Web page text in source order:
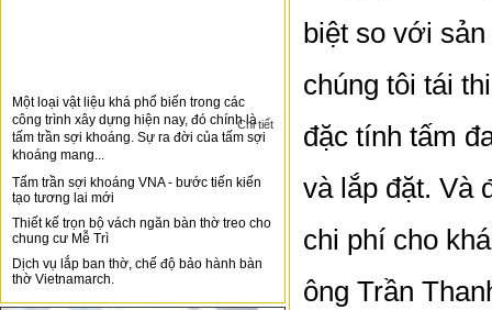
Một loại vật liệu khá phổ biến trong các
công trình xây dựng hiện nay, đó chính là
tấm trần sợi khoáng. Sự ra đời của tấm sợi
khoáng mang...
Chi tiết
Tấm trần sợi khoáng VNA - bước tiến kiến
tạo tương lai mới
Thiết kế trọn bộ vách ngăn bàn thờ treo cho
chung cư Mễ Trì
Dịch vụ lắp ban thờ, chế độ bảo hành bàn
thờ Vietnamarch.
biệt so với
chúng tôi tái
đặc tính tấm
và lắp đặt. Và
chi phí cho
ông Trần